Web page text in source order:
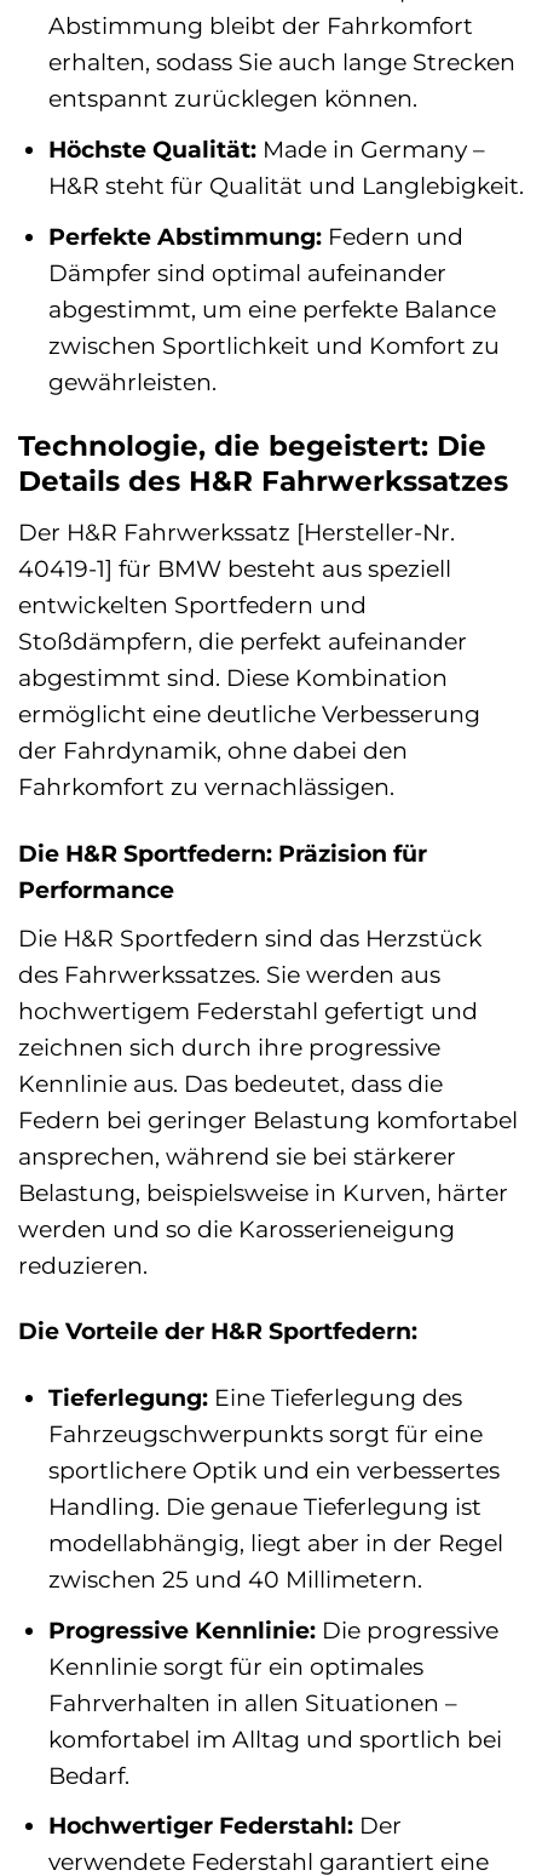
Abstimmung bleibt der Fahrkomfort
erhalten, sodass Sie auch lange Strecken
entspannt zurücklegen können.
Höchste Qualität:Made in Germany –
H&R steht für Qualität und Langlebigkeit.
Perfekte Abstimmung:Federn und
Dämpfer sind optimal aufeinander
abgestimmt, um eine perfekte Balance
zwischen Sportlichkeit und Komfort zu
gewährleisten.
Technologie, die begeistert: Die
Details des H&R Fahrwerkssatzes
Der H&R Fahrwerkssatz [Hersteller-Nr.
40419-1] für BMW besteht aus speziell
entwickelten Sportfedern und
Stoßdämpfern, die perfekt aufeinander
abgestimmt sind. Diese Kombination
ermöglicht eine deutliche Verbesserung
der Fahrdynamik, ohne dabei den
Fahrkomfort zu vernachlässigen.
Die H&R Sportfedern: Präzision für
Performance
Die H&R Sportfedern sind das Herzstück
des Fahrwerkssatzes. Sie werden aus
hochwertigem Federstahl gefertigt und
zeichnen sich durch ihre progressive
Kennlinie aus. Das bedeutet, dass die
Federn bei geringer Belastung komfortabel
ansprechen, während sie bei stärkerer
Belastung, beispielsweise in Kurven, härter
werden und so die Karosserieneigung
reduzieren.
Die Vorteile der H&R Sportfedern:
Tieferlegung:Eine Tieferlegung des
Fahrzeugschwerpunkts sorgt für eine
sportlichere Optik und ein verbessertes
Handling. Die genaue Tieferlegung ist
modellabhängig, liegt aber in der Regel
zwischen 25 und 40 Millimetern.
Progressive Kennlinie:Die progressive
Kennlinie sorgt für ein optimales
Fahrverhalten in allen Situationen –
komfortabel im Alltag und sportlich bei
Bedarf.
Hochwertiger Federstahl:Der
verwendete Federstahl garantiert eine